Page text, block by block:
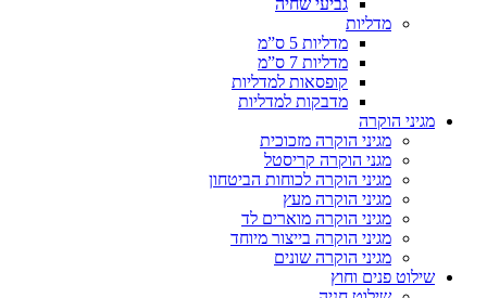
גביעי שחיה
מדליות
מדליות 5 ס”מ
מדליות 7 ס”מ
קופסאות למדליות
מדבקות למדליות
מגיני הוקרה
מגיני הוקרה מזכוכית
מגני הוקרה קריסטל
מגיני הוקרה לכוחות הביטחון
מגיני הוקרה מעץ
מגיני הוקרה מוארים לד
מגיני הוקרה בייצור מיוחד
מגיני הוקרה שונים
שילוט פנים וחוץ